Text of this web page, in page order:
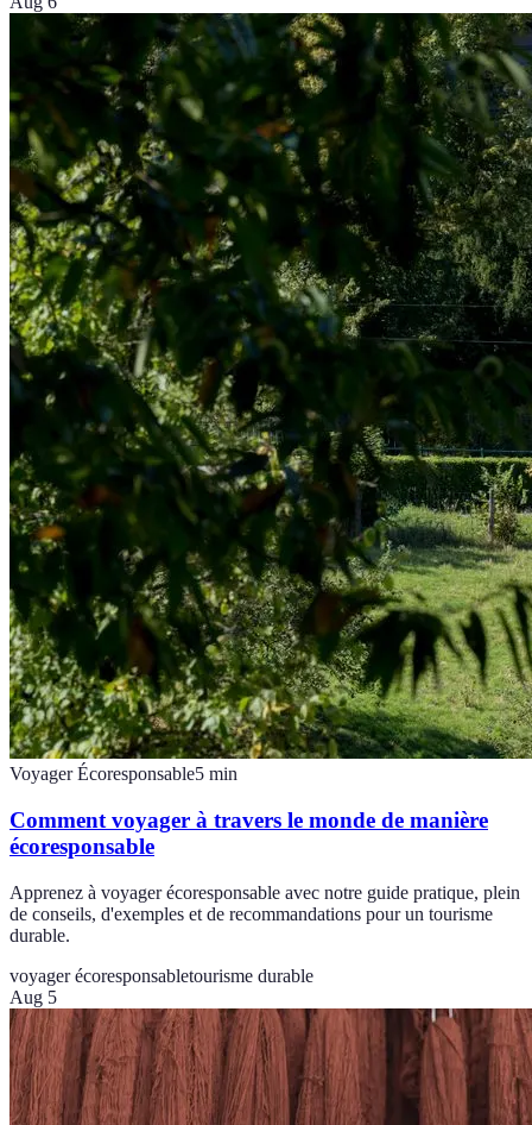
Voyager Écoresponsable5 min
Comment voyager à travers le monde de manière
écoresponsable
Apprenez à voyager écoresponsable avec notre guide pratique, plein
de conseils, d'exemples et de recommandations pour un tourisme
durable.
voyager écoresponsabletourisme durable
Aug 5